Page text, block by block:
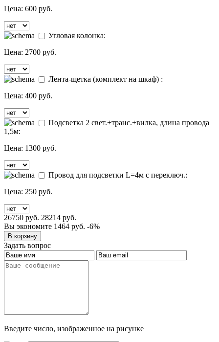
Цена: 600 руб.
Угловая колонка:
Цена: 2700 руб.
Лента-щетка (комплект на шкаф) :
Цена: 400 руб.
Подсветка 2 свет.+транс.+вилка, длина провода
1,5м:
Цена: 1300 руб.
Провод для подсветки L=4м с переключ.:
Цена: 250 руб.
26750 руб. 28214 руб.
Вы экономите 1464 руб. -6%
Задать вопрос
Введите число, изображенное на рисунке